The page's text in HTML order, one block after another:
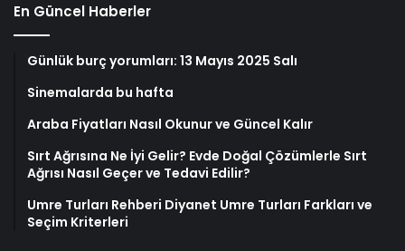
En Güncel Haberler
Günlük burç yorumları: 13 Mayıs 2025 Salı
Sinemalarda bu hafta
Araba Fiyatları Nasıl Okunur ve Güncel Kalır
Sırt Ağrısına Ne İyi Gelir? Evde Doğal Çözümlerle Sırt
Ağrısı Nasıl Geçer ve Tedavi Edilir?
Umre Turları Rehberi Diyanet Umre Turları Farkları ve
Seçim Kriterleri